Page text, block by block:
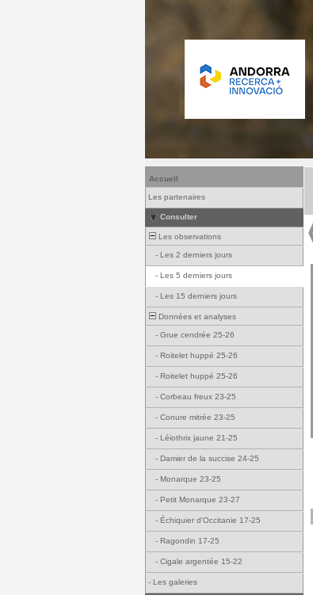
Accueil
Les partenaires
Consulter
Les observations
- Les 2 derniers jours
- Les 5 derniers jours
- Les 15 derniers jours
Données et analyses
- Grue cendrée 25-26
- Roitelet huppé 25-26
- Roitelet huppé 25-26
- Corbeau freux 23-25
- Conure mitrée 23-25
- Léiothrix jaune 21-25
- Damier de la succise 24-25
- Monarque 23-25
- Petit Monarque 23-27
- Échiquier d'Occitanie 17-25
- Ragondin 17-25
- Cigale argentée 15-22
- Les galeries